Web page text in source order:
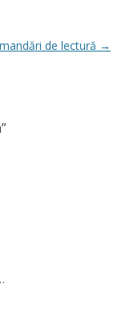
de lectură →
”